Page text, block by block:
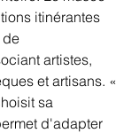
itinérantes
de
artistes,
et artisans. «
sa
d'adapter